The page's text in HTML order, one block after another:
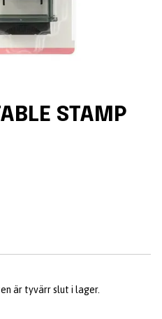
STAMP
är tyvärr slut i lager.